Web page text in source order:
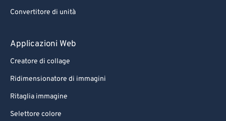
Convertitore di unità
Applicazioni Web
Creatore di collage
Ridimensionatore di immagini
Ritaglia immagine
Selettore colore